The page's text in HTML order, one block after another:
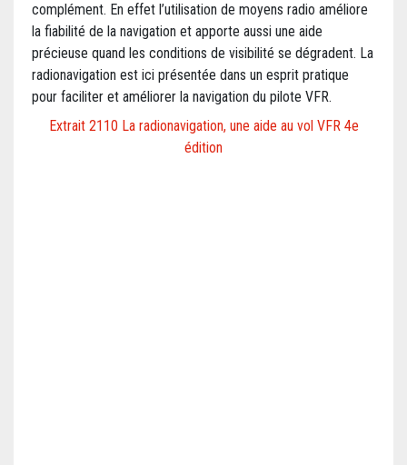
complément. En effet l’utilisation de moyens radio améliore
la fiabilité de la navigation et apporte aussi une aide
précieuse quand les conditions de visibilité se dégradent. La
radionavigation est ici présentée dans un esprit pratique
pour faciliter et améliorer la navigation du pilote VFR.
Extrait 2110 La radionavigation, une aide au vol VFR 4e
édition